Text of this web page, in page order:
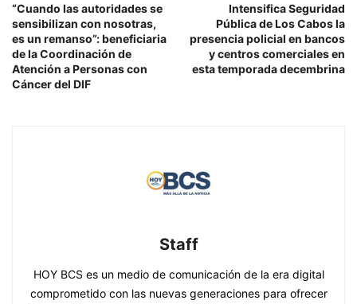
“Cuando las autoridades se
sensibilizan con nosotras,
es un remanso”: beneficiaria
de la Coordinación de
Atención a Personas con
Cáncer del DIF
Intensifica Seguridad
Pública de Los Cabos la
presencia policial en bancos
y centros comerciales en
esta temporada decembrina
Staff
HOY BCS es un medio de comunicación de la era digital
comprometido con las nuevas generaciones para ofrecer